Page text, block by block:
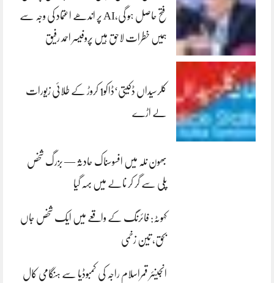
فتح حاصل ہو گی،AI پر اندھے اعتماد کی وجہ سے
ہمیں خطرات لاحق ہیں پروفیسر احمد رفیق
کلرسیداں ڈکیتی‘ڈاکو1 کروڑ کے طلائی زیورات
لے اڑے
بھون نلہ میں افسوسناک حادثہ — بزرگ شخص
پلی سے گر کر نالے میں بہہ گیا
کہوٹہ: فائرنگ کے واقعے میں ایک شخص جاں
بحق، تین زخمی
انجینئر قمراسلام راجہ کی کمبوڈیا سے ہنگامی کال